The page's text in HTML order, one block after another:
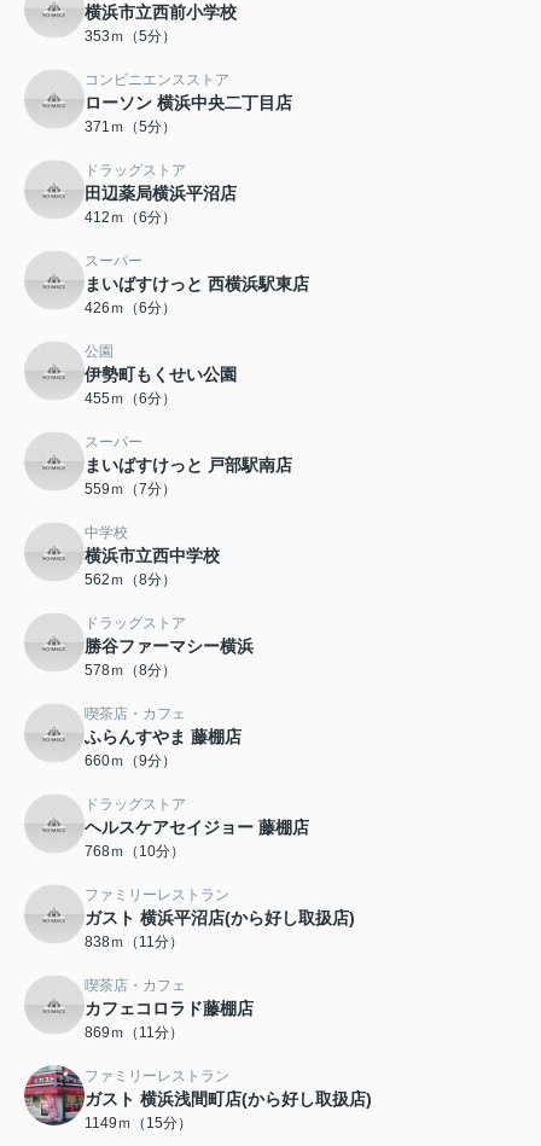
横浜市立西前小学校
353ｍ（5分）
コンビニエンスストア
ローソン 横浜中央二丁目店
371ｍ（5分）
ドラッグストア
田辺薬局横浜平沼店
412ｍ（6分）
スーパー
まいばすけっと 西横浜駅東店
426ｍ（6分）
公園
伊勢町もくせい公園
455ｍ（6分）
スーパー
まいばすけっと 戸部駅南店
559ｍ（7分）
中学校
横浜市立西中学校
562ｍ（8分）
ドラッグストア
勝谷ファーマシー横浜
578ｍ（8分）
喫茶店・カフェ
ふらんすやま 藤棚店
660ｍ（9分）
ドラッグストア
ヘルスケアセイジョー 藤棚店
768ｍ（10分）
ファミリーレストラン
ガスト 横浜平沼店(から好し取扱店)
838ｍ（11分）
喫茶店・カフェ
カフェコロラド藤棚店
869ｍ（11分）
ファミリーレストラン
ガスト 横浜浅間町店(から好し取扱店)
1149ｍ（15分）